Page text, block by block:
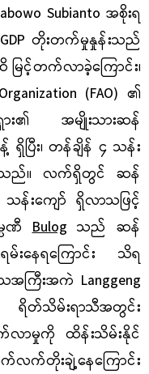
Subianto အစိုးရ
တိုးတက်မှုနှုန်းသည်
မြင့်တက်လာခဲ့ကြောင်း၊
(FAO) ၏
း၏ အမျိုးသားဆန်
ပြီး၊ တန်ချိန် ၄ သန်း
ပါသည်။ လက်ရှိတွင် ဆန်
းကျော် ရှိလာသဖြင့်
ပဏီBulog သည် ဆန်
မ်းနေရကြောင်း သိရ
အကြီးအကဲ Langgeng
ရိတ်သိမ်းရာသီအတွင်း
လာမှုကို ထိန်းသိမ်းနိုင်
က်တိုးချဲ့နေကြောင်း